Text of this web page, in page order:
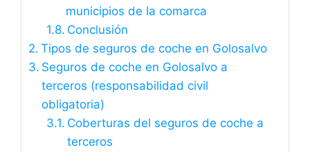
municipios de la comarca
Conclusión
Tipos de seguros de coche en Golosalvo
Seguros de coche en Golosalvo a
terceros (responsabilidad civil
obligatoria)
Coberturas del seguros de coche a
terceros